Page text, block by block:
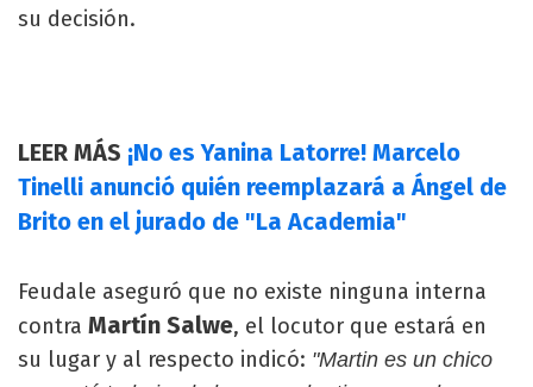
su decisión.
LEER MÁS ¡No es Yanina Latorre! Marcelo
Tinelli anunció quién reemplazará a Ángel de
Brito en el jurado de "La Academia"
Feudale aseguró que no existe ninguna interna
contra Martín Salwe, el locutor que estará en
su lugar y al respecto indicó: "Martin es un chico